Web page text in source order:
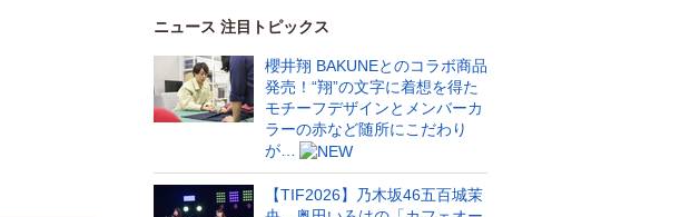
ニュース 注目トピックス
櫻井翔 BAKUNEとのコラボ商品
発売！“翔”の文字に着想を得た
モチーフデザインとメンバーカ
ラーの赤など随所にこだわり
が…
【TIF2026】乃木坂46五百城茉